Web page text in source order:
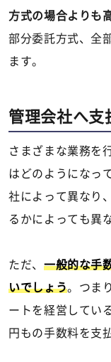
方式の場合よりも
部分委託方式、全
ます。
管理会社へ支
さまざまな業務を
はどのようになっ
社によって異なり
るかによっても異
ただ、 一般的な手
いでしょう。つま
ートを経営してい
円もの手数料を支